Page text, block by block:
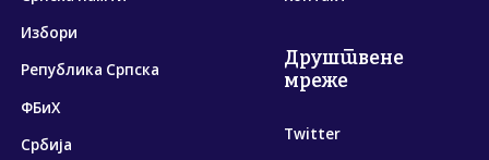
Избори
Република Српска
ФБиХ
Србија
Друштвене
мреже
Twitter